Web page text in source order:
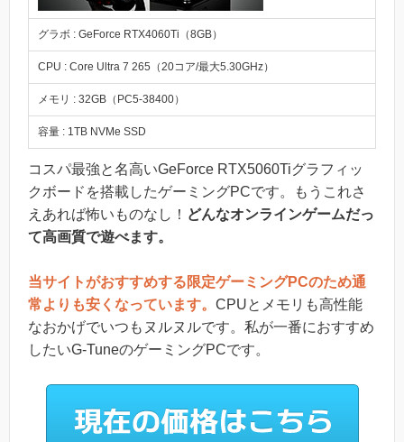
グラボ : GeForce RTX4060Ti（8GB）
CPU : Core Ultra 7 265（20コア/最大5.30GHz）
メモリ : 32GB（PC5-38400）
容量 : 1TB NVMe SSD
コスパ最強と名高いGeForce RTX5060Tiグラフィッ
クボードを搭載したゲーミングPCです。もうこれさ
えあれば怖いものなし！ どんなオンラインゲームだっ
て高画質で遊べます。
当サイトがおすすめする限定ゲーミングPCのため通
常よりも安くなっています。 CPUとメモリも高性能
なおかげでいつもヌルヌルです。私が一番におすすめ
したいG-TuneのゲーミングPCです。